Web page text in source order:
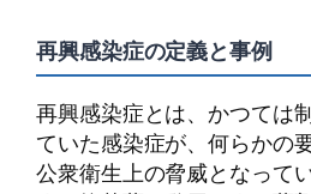
再興感染症の定義と事例
再興感染症とは、かつては
ていた感染症が、何らかの
公衆衛生上の脅威となって